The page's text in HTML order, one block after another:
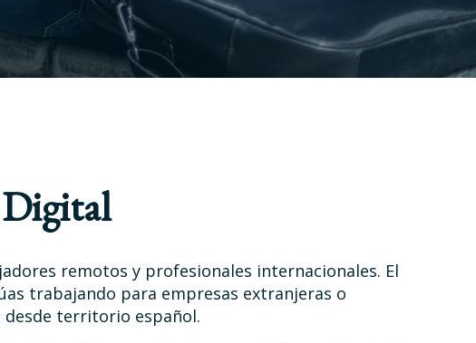
remotos y profesionales internacionales. El
trabajando para empresas extranjeras o
territorio español.